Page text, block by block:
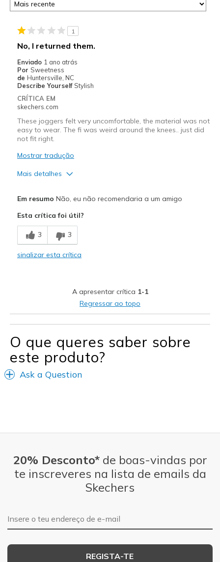
1
No, I returned them.
Enviado 1 ano atrás
Por Sweetness
de Huntersville, NC
Describe Yourself Stylish
CRÍTICA EM
skechers.com
These joggers felt very uncomfortable, the material was not
easy to wear. The fi was weird around the knees.. just did
not fit right.
Mostrar tradução
Mais detalhes
Contras
Poor Quality
Feels too wide
Sizing
Feels true to size
Em resumo Não, eu não recomendaria a um amigo
Esta crítica foi útil?
3 3
sinalizar esta crítica
A apresentar crítica 1-1
Regressar ao topo
O que queres saber sobre
este produto?
Ask a Question
20% Desconto*de boas-vindas por
te inscreveres na lista de emails da
Skechers
Endereço de e-mail
REGISTA-TE